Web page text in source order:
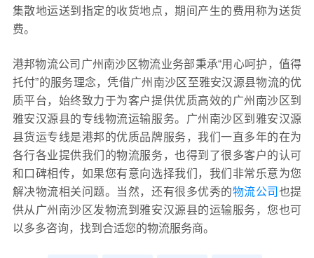
集散地运送到指定的收货地点，期间产生的费用称为送货
费。
港邦物流公司广州南沙区物流业务部秉承“用心呵护，值得
托付”的服务理念，凭借广州南沙区至雅安汉源县物流的优
质平台，始终致力于为客户提供优质高效的广州南沙区到
雅安汉源县的专线物流运输服务。广州南沙区到雅安汉源
县货运专线是港邦的优质品牌服务，我们一直多年的在为
各行各业提供我们的物流服务，也得到了很多客户的认可
和口碑相传，如果您有意向选择我们，我们非常乐意为您
解决物流相关问题。当然，还有很多优秀的物流公司 也提
供从广州南沙区发物流到雅安汉源县的运输服务，您也可
以多多咨询，找到合适您的物流服务商。